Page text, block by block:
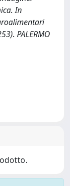
In
PALERMO